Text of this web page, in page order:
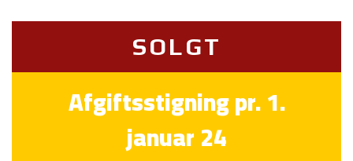
SOLGT
Afgiftsstigning pr. 1.
januar 24